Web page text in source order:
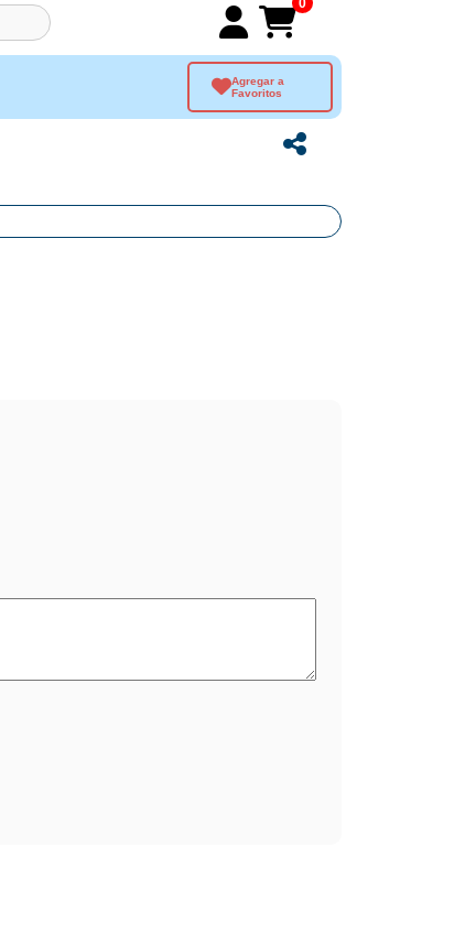
0
Agregar a
Favoritos